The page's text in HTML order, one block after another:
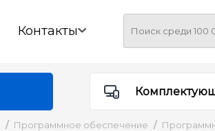
Контакты
/ Программное обеспечение /